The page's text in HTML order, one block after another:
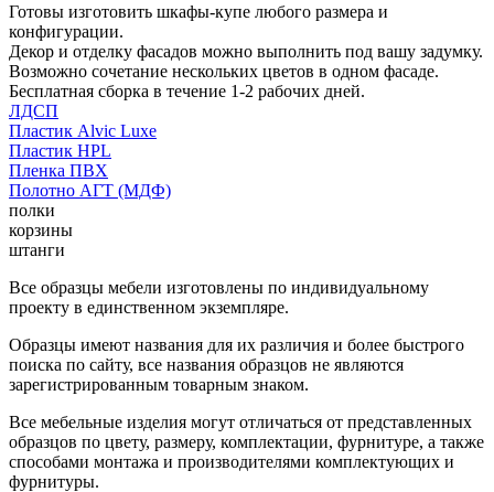
Готовы изготовить шкафы-купе любого размера и
конфигурации.
Декор и отделку фасадов можно выполнить под вашу задумку.
Возможно сочетание нескольких цветов в одном фасаде.
Бесплатная сборка в течение 1-2 рабочих дней.
ЛДСП
Пластик Alvic Luxe
Пластик HPL
Пленка ПВХ
Полотно АГТ (МДФ)
полки
корзины
штанги
Все образцы мебели изготовлены по индивидуальному
проекту в единственном экземпляре.
Образцы имеют названия для их различия и более быстрого
поиска по сайту, все названия образцов не являются
зарегистрированным товарным знаком.
Все мебельные изделия могут отличаться от представленных
образцов по цвету, размеру, комплектации, фурнитуре, а также
способами монтажа и производителями комплектующих и
фурнитуры.